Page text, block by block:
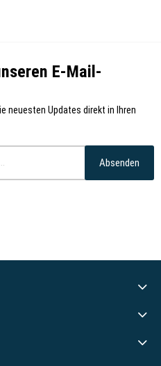
E-Mail-
neuesten Updates direkt in Ihren
Absenden